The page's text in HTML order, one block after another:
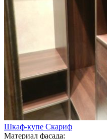
Шкаф-купе Скариф
Материал фасада: